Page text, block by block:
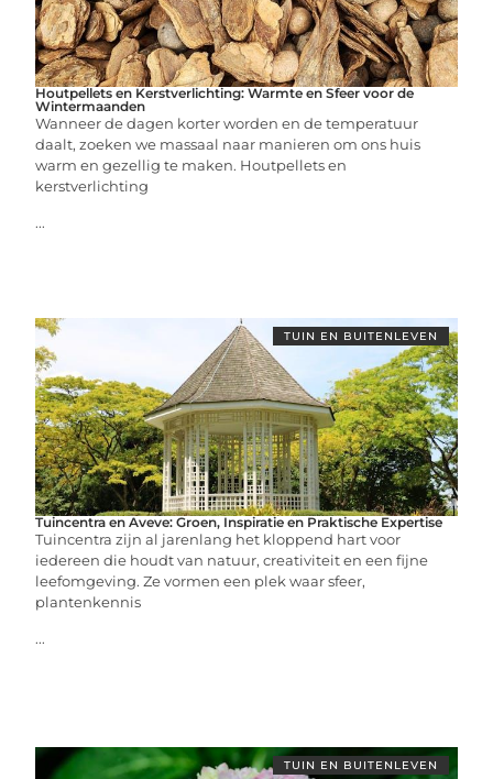
Houtpellets en Kerstverlichting: Warmte en Sfeer voor de
Wintermaanden
Wanneer de dagen korter worden en de temperatuur
daalt, zoeken we massaal naar manieren om ons huis
warm en gezellig te maken. Houtpellets en
kerstverlichting
...
TUIN EN BUITENLEVEN
Tuincentra en Aveve: Groen, Inspiratie en Praktische Expertise
Tuincentra zijn al jarenlang het kloppend hart voor
iedereen die houdt van natuur, creativiteit en een fijne
leefomgeving. Ze vormen een plek waar sfeer,
plantenkennis
...
TUIN EN BUITENLEVEN